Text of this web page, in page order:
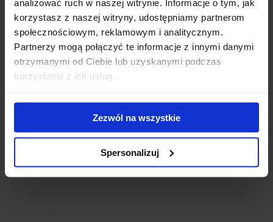
analizować ruch w naszej witrynie. Informacje o tym, jak
korzystasz z naszej witryny, udostępniamy partnerom
społecznościowym, reklamowym i analitycznym.
Partnerzy mogą połączyć te informacje z innymi danymi
otrzymanymi od Ciebie lub uzyskanymi podczas
korzystania z ich usług.
Zezwól na wszystkie
Spersonalizuj
Podmiot odpowiedzialny: Thule Sweden AB, Box 69,
: +46-370-25500.
Produkty powiązane: